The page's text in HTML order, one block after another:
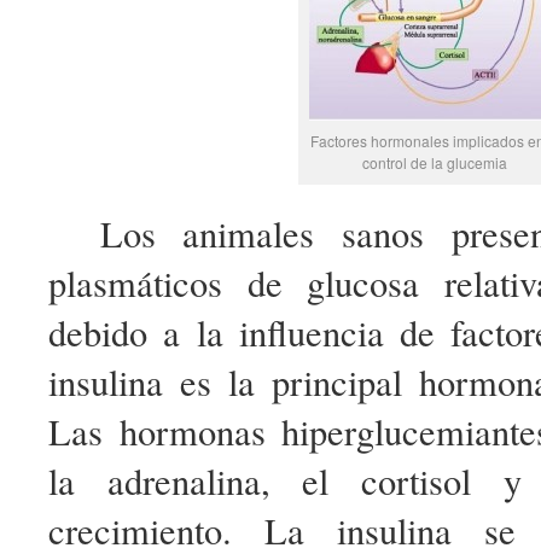
Factores hormonales implicados
control de la glucemia
Los animales sanos
plasmáticos de glucosa
debido a la influencia de
insulina es la principal
Las hormonas
la adrenalina, el cortisol
crecimiento. La insulina